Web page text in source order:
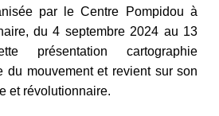
par le Centre Pompidou à
du 4 septembre 2024 au 13
présentation cartographie
du mouvement et revient sur son
et révolutionnaire.